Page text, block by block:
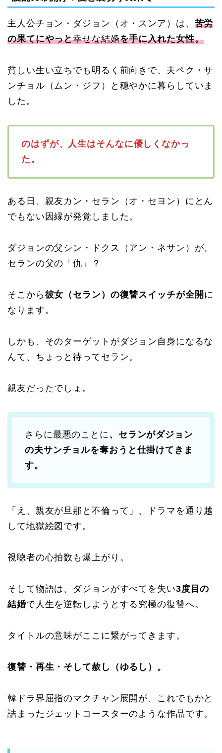
主人公チョン・ダジョン（オ・スンア）は、 苦労
の果てにやっと幸せな結婚を手に入れた女性。
貧しい生い立ちでも明るく前向きで、夫ペク・サ
ンチョル（ムン・ジフ）と穏やかに暮らしていま
した。
のはずが、人生はそんなに優しくなかっ
た。
ある日、親友カン・セラン（オ・セヨン）にとん
でもない因縁が発覚しました。
ダジョンの父シン・ドクス（アン・ネサン）が、
セランの父の「仇」？
そこから彼女（セラン）の復讐スイッチが全開 に
なります。
しかも、そのターゲットがダジョン自身になるな
んて、ちょっと待ってセラン。
親友だったでしょ。
さらに最悪のことに 、セランがダジョン
の夫サンチョルを奪おうと仕掛けてきま
す。
「え、親友が旦那と不倫って」、ドラマを通り越
して地獄絵図です。
視聴者の心拍数も爆上がり。
そして物語は、ダジョンがすべてを失い3度目の
結婚で人生を逆転しようとする究極の復讐へ。
タイトルの意味がここに繋がってきます。
復讐・再生・そして赦し（ゆるし）。
韓ドラ界屈指のマクチャン展開が、これでもかと
詰まったジェットコースターのような作品です。